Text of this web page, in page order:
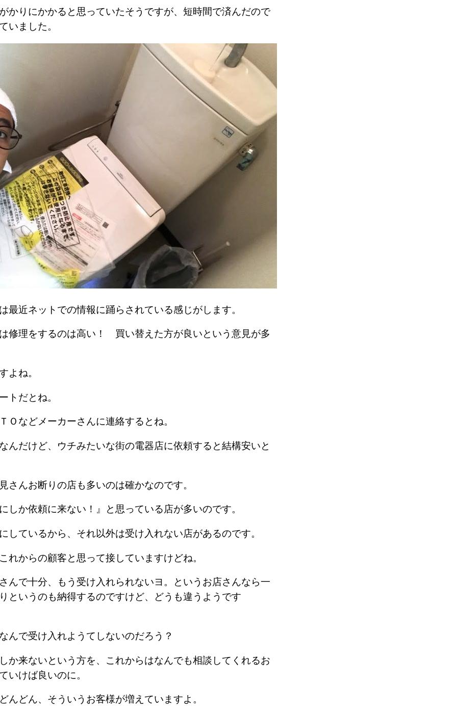
かりにかかると思っていたそうですが、短時間で済んだので
いました。
最近ネットでの情報に踊らされている感じがします。
修理をするのは高い！ 買い替えた方が良いという意見が多
よね。
トだとね。
Ｏなどメーカーさんに連絡するとね。
んだけど、ウチみたいな街の電器店に依頼すると結構安いと
さんお断りの店も多いのは確かなのです。
しか依頼に来ない！』と思っている店が多いのです。
しているから、それ以外は受け入れない店があるのです。
れからの顧客と思って接していますけどね。
んで十分、もう受け入れられないヨ。というお店さんなら一
というのも納得するのですけど、どうも違うようです
んで受け入れようてしないのだろう？
か来ないという方を、これからはなんでも相談してくれるお
いけば良いのに。
んどん、そういうお客様が増えていますよ。